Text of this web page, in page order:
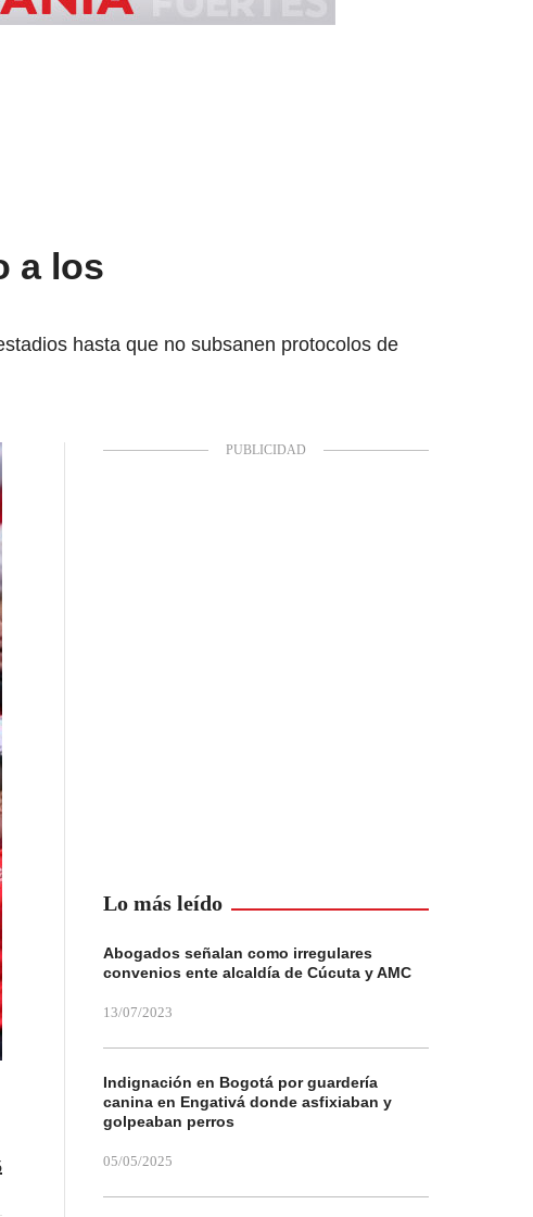
a los
hasta que no subsanen protocolos de
Lo más leído
Abogados señalan como irregulares
convenios ente alcaldía de Cúcuta y AMC
13/07/2023
Indignación en Bogotá por guardería
canina en Engativá donde asfixiaban y
golpeaban perros
05/05/2025